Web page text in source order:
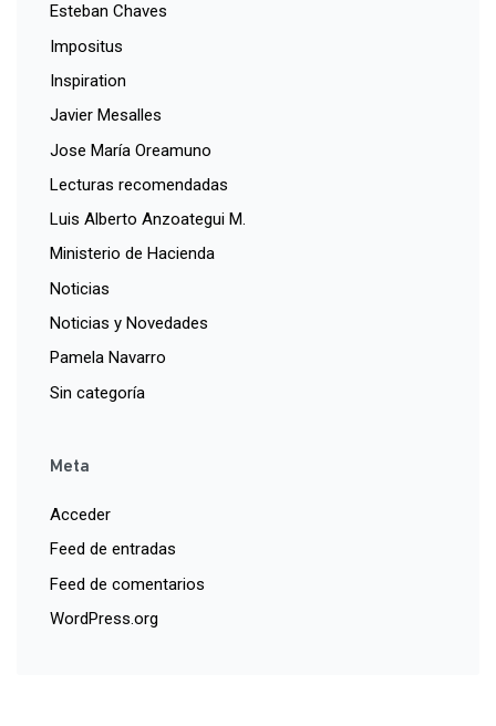
Esteban Chaves
Impositus
Inspiration
Javier Mesalles
Jose María Oreamuno
Lecturas recomendadas
Luis Alberto Anzoategui M.
Ministerio de Hacienda
Noticias
Noticias y Novedades
Pamela Navarro
Sin categoría
Meta
Acceder
Feed de entradas
Feed de comentarios
WordPress.org